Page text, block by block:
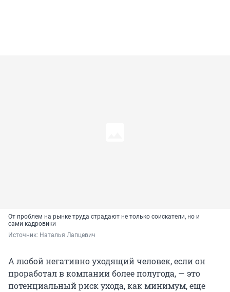
От проблем на рынке труда страдают не только соискатели, но и
сами кадровики
Источник: Наталья Лапцевич
А любой негативно уходящий человек, если он
проработал в компании более полугода, — это
потенциальный риск ухода, как минимум, еще